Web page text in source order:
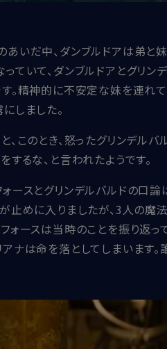
いだ中、ダンブルドアは弟と
ていて、ダンブルドアとグリン
。精神的に不安定な妹を連れ
しました。
、このとき、怒ったグリンデル
するな、と言われたようです。
ースとグリンデルバルドの口
が止めに入りましたが、3人の
ォースは当時のことを振り返
ナは命を落としてしまいます